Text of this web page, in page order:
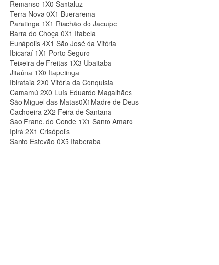
Remanso 1X0 Santaluz
Terra Nova 0X1 Buerarema
Paratinga 1X1 Riachão do Jacuípe
Barra do Choça 0X1 Itabela
Eunápolis 4X1 São José da Vitória
Ibicaraí 1X1 Porto Seguro
Teixeira de Freitas 1X3 Ubaitaba
Jitaúna 1X0 Itapetinga
Ibirataia 2X0 Vitória da Conquista
Camamú 2X0 Luís Eduardo Magalhães
São Miguel das Matas0X1Madre de Deus
Cachoeira 2X2 Feira de Santana
São Franc. do Conde 1X1 Santo Amaro
Ipirá 2X1 Crisópolis
Santo Estevão 0X5 Itaberaba